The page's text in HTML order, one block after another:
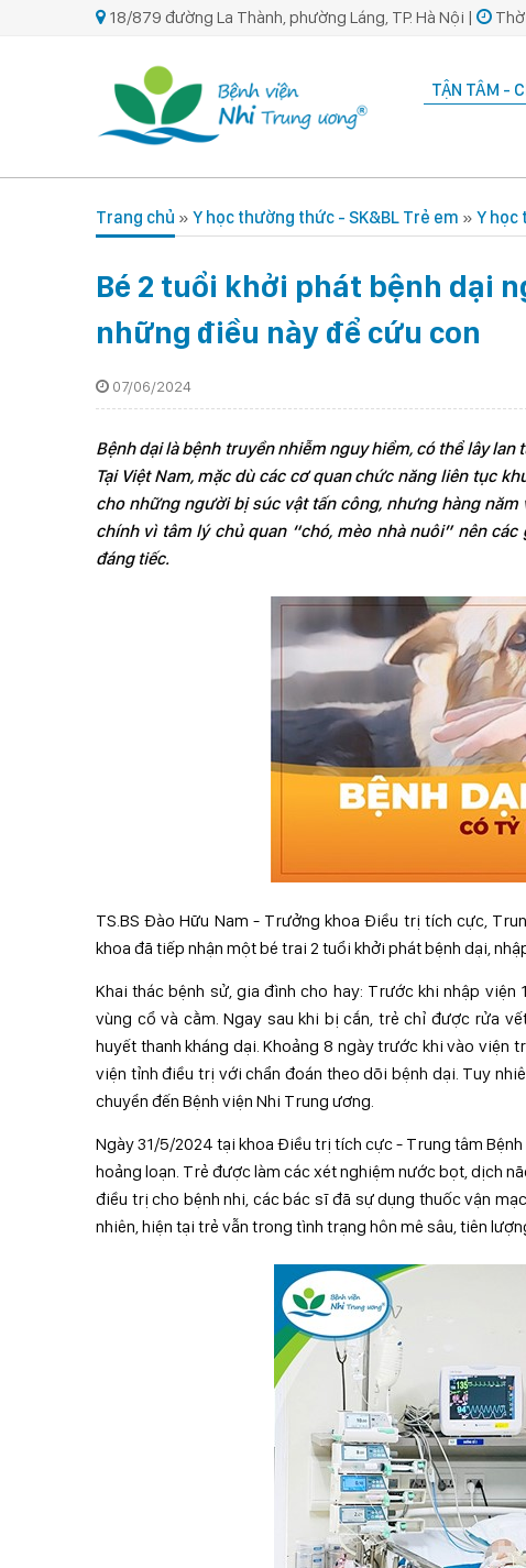
18/879 đường La Thành, phường Láng, TP. Hà Nội |
TẬN TÂM -
Trang chủ » Y học thường thức - SK&BL Trẻ em » Y học
Bé 2 tuổi khởi phát bệnh dại
những điều này để cứu con
07/06/2024
Bệnh dại là bệnh truyền nhiễm nguy hiểm, có thể lây
Tại Việt Nam, mặc dù các cơ quan chức năng liên tục
cho những người bị súc vật tấn công, nhưng hàng
chính vì tâm lý chủ quan “chó, mèo nhà nuôi” nên
đáng tiếc.
TS.BS Đào Hữu Nam - Trưởng khoa Điều trị tích cực,
khoa đã tiếp nhận một bé trai 2 tuổi khởi phát bệnh dại,
Khai thác bệnh sử, gia đình cho hay: Trước khi nhập
vùng cổ và cằm. Ngay sau khi bị cắn, trẻ chỉ được rửa
huyết thanh kháng dại. Khoảng 8 ngày trước khi vào viện
viện tỉnh điều trị với chẩn đoán theo dõi bệnh dại. Tuy
chuyển đến Bệnh viện Nhi Trung ương.
Ngày 31/5/2024 tại khoa Điều trị tích cực - Trung tâm
hoảng loạn. Trẻ được làm các xét nghiệm nước bọt, dịch
điều trị cho bệnh nhi, các bác sĩ đã sự dụng thuốc vận
nhiên, hiện tại trẻ vẫn trong tình trạng hôn mê sâu, tiên